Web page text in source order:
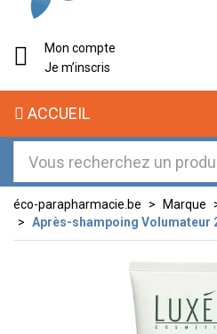
éco-
éco-
Mon compte
Je m’inscris
ACCUEIL
éco-parapharmacie.be Marque
Après-shampoing Volumateur